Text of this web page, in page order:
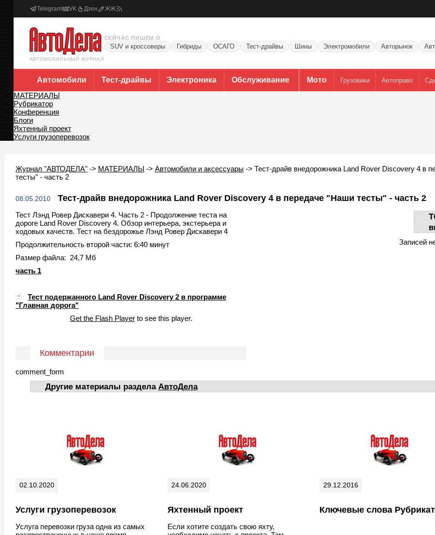
Telegram VK Дзен ЖЖ
АВТОМОБИЛЬНЫЙ ЖУРНАЛ
СЕЙЧАС ПИШЕМ О
SUV и кроссоверы Гибриды ОСАГО Тест-драйвы Шины Электромобили Авторынок
Автомобили Тест-драйвы Электроника Обслуживание Мото Грузовики Автоправо
МАТЕРИАЛЫ
Рубрикатор
Конференция
Блоги
Яхтенный проект
Услуги грузоперевозок
Журнал "АВТОДЕЛА" -> МАТЕРИАЛЫ -> Автомобили и аксессуары -> Тест-драйв внедорожника Land Rover Discovery 4 в
тесты" - часть 2
08.05.2010 Тест-драйв внедорожника Land Rover Discovery 4 в передаче "Наши тесты" - часть 2
Тест Лэнд Ровер Дискавери 4. Часть 2 - Продолжение теста на
дороге Land Rover Discovery 4. Обзор интерьера, экстерьера и
ходовых качеств. Тест на бездорожье Лэнд Ровер Дискавери 4
Продолжительность второй части: 6:40 минут
Размер файла: 24,7 Мб
часть 1
Тест подержанного Land Rover Discovery 2 в программе
"Главная дорога"
Get the Flash Playerto see this player.
Комментарии
comment_form
Записей
Другие материалы раздела АвтоДела
02.10.2020
Услуги грузоперевозок
Услуга перевозки груза одна из самых
24.06.2020
Яхтенный проект
Если хотите создать свою яхту,
29.12.2016
Ключевые слова